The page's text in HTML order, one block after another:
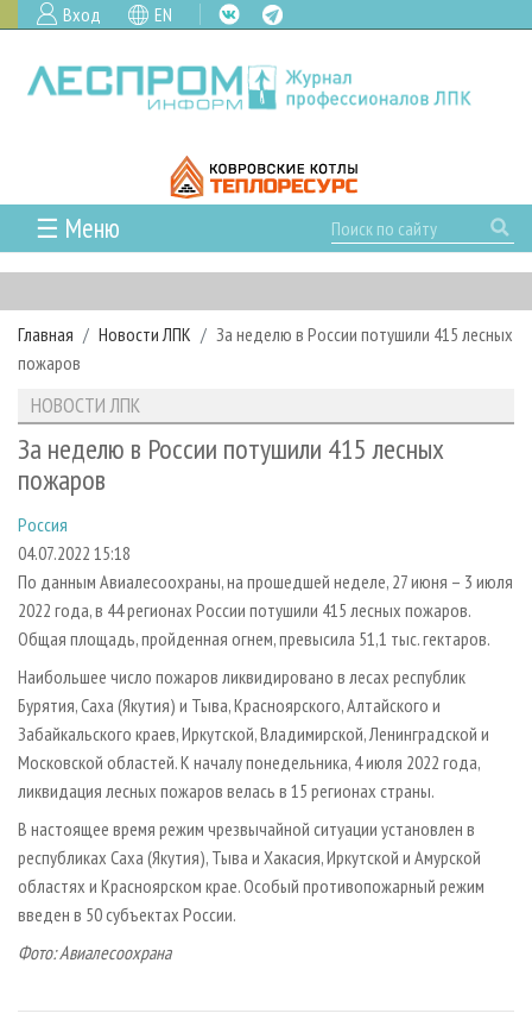
Вход EN
☰ Меню
ГЛАВНАЯ
РУБРИКИ И ТЕМЫ
РУБРИКИ ЖУРНАЛА
ЛЕСОЗАГОТОВКА
ЛЕСОПИЛЕНИЕ
СУШКА ДРЕВЕСИНЫ
ПРОИЗВОДСТВО ДРЕВЕСНЫХ ПЛИТ
ДЕРЕВЯННОЕ ДОМОСТРОЕНИЕ
БИОЭНЕРГЕТИКА
ЦБП
ИНСТРУМЕНТ И МАТЕРИАЛЫ
НОВОСТИ
НОВОСТИ ЛПК
НОВОСТИ ЖУРНАЛА
ПРОЕКТЫ ЛПИ
АНАЛИТИКА
ПРЕДПРИЯТИЯ ЛПК
ПЕРСОНЫ
МОБИЛЬНЫЕ ВЫСТАВКИ
ОФИЦИАЛЬНЫЕ ДЕЛЕГАЦИИ
ПРИОРИТЕТНЫЕ ИНВЕСТПРОЕКТЫ
RUSSIAN FORESTRY REVIEW
ГАЗЕТА ЛЕСПРОМФОРУМ
БИБЛИОТЕКА СПЕЦИАЛИСТА
АРХИВ ЖУРНАЛОВ
О ЖУРНАЛЕ
КОНТАКТЫ
РЕКЛАМОДАТЕЛЯМ
РЕКЛАМА
РЕКЛАМА НА САЙТЕ
Главная Новости ЛПК
За неделю в России потушили 415 лесных
пожаров
НОВОСТИ ЛПК
За неделю в России потушили 415 лесных
пожаров
Россия
04.07.2022 15:18
По данным Авиалесоохраны, на прошедшей неделе, 27 июня – 3 июля
2022 года, в 44 регионах России потушили 415 лесных пожаров.
Общая площадь, пройденная огнем, превысила 51,1 тыс. гектаров.
Наибольшее число пожаров ликвидировано в лесах республик
Бурятия, Саха (Якутия) и Тыва, Красноярского, Алтайского и
Забайкальского краев, Иркутской, Владимирской, Ленинградской и
Московской областей. К началу понедельника, 4 июля 2022 года,
ликвидация лесных пожаров велась в 15 регионах страны.
В настоящее время режим чрезвычайной ситуации установлен в
республиках Саха (Якутия), Тыва и Хакасия, Иркутской и Амурской
областях и Красноярском крае. Особый противопожарный режим
введен в 50 субъектах России.
Фото: Авиалесоохрана